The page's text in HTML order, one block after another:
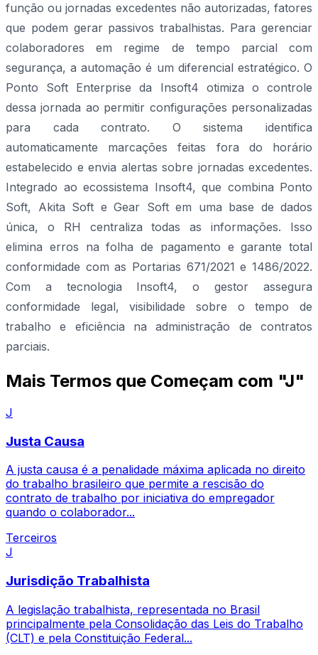
função ou jornadas excedentes não autorizadas, fatores
que podem gerar passivos trabalhistas. Para gerenciar
colaboradores em regime de tempo parcial com
segurança, a automação é um diferencial estratégico. O
Ponto Soft Enterprise da Insoft4 otimiza o controle
dessa jornada ao permitir configurações personalizadas
para cada contrato. O sistema identifica
automaticamente marcações feitas fora do horário
estabelecido e envia alertas sobre jornadas excedentes.
Integrado ao ecossistema Insoft4, que combina Ponto
Soft, Akita Soft e Gear Soft em uma base de dados
única, o RH centraliza todas as informações. Isso
elimina erros na folha de pagamento e garante total
conformidade com as Portarias 671/2021 e 1486/2022.
Com a tecnologia Insoft4, o gestor assegura
conformidade legal, visibilidade sobre o tempo de
trabalho e eficiência na administração de contratos
parciais.
Mais Termos que Começam com "J"
J
Justa Causa
A justa causa é a penalidade máxima aplicada no direito
do trabalho brasileiro que permite a rescisão do
contrato de trabalho por iniciativa do empregador
quando o colaborador...
Terceiros
J
Jurisdição Trabalhista
A legislação trabalhista, representada no Brasil
principalmente pela Consolidação das Leis do Trabalho
(CLT) e pela Constituição Federal...